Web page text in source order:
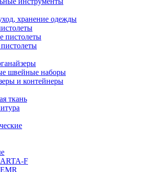
хранение одежды
пистолеты
швейные наборы
и контейнеры
ткань
F